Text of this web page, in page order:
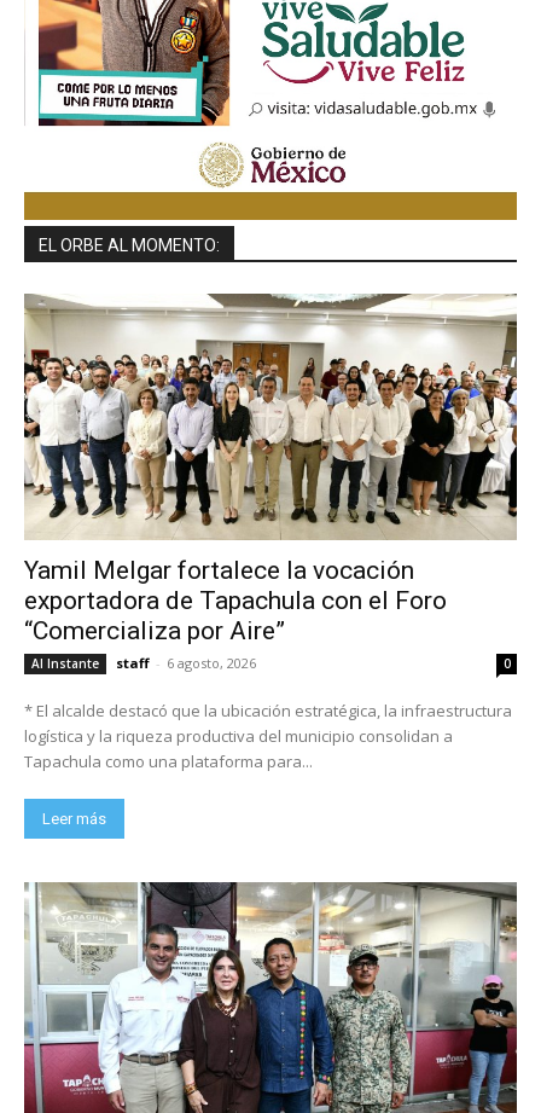
EL ORBE AL MOMENTO:
Yamil Melgar fortalece la vocación
exportadora de Tapachula con el Foro
“Comercializa por Aire”
Al Instante staff - 6 agosto, 2026 0
* El alcalde destacó que la ubicación estratégica, la infraestructura
logística y la riqueza productiva del municipio consolidan a
Tapachula como una plataforma para...
Leer más